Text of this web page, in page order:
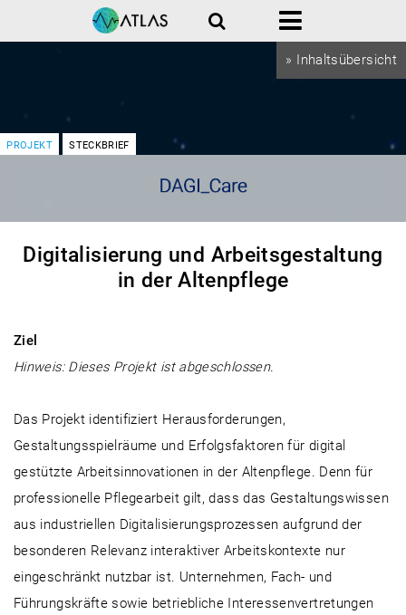
» Inhaltsübersicht
Suche Menü
PROJEKT STECKBRIEF
Digitalisierung und Arbeitsgestaltung
in der Altenpflege
Ziel
Hinweis: Dieses Projekt ist abgeschlossen.
Das Projekt identifiziert Herausforderungen,
Gestaltungsspielräume und Erfolgsfaktoren für digital
gestützte Arbeitsinnovationen in der Altenpflege. Denn für
professionelle Pflegearbeit gilt, dass das Gestaltungswissen
aus industriellen Digitalisierungsprozessen aufgrund der
besonderen Relevanz interaktiver Arbeitskontexte nur
eingeschränkt nutzbar ist. Unternehmen, Fach- und
Führungskräfte sowie betriebliche Interessenvertretungen